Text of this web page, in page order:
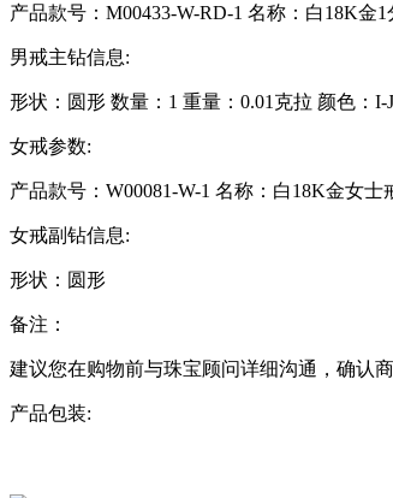
产品款号：M00433-W-RD-1 名称：白18K金1
男戒主钻信息:
形状： 圆形 数量： 1 重量： 0.01克拉 颜色： I-J
女戒参数:
产品款号：W00081-W-1 名称：白18K金女士
女戒副钻信息:
形状： 圆形
备注：
建议您在购物前与珠宝顾问详细沟通，确认
产品包装: